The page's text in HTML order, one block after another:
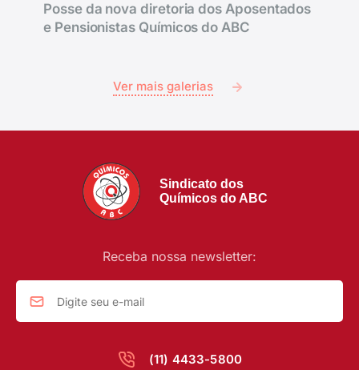
Posse da nova diretoria dos Aposentados
e Pensionistas Químicos do ABC
Ver mais galerias
Sindicato dos
Químicos do ABC
(11) 4433-5800
Receba nossa newsletter: